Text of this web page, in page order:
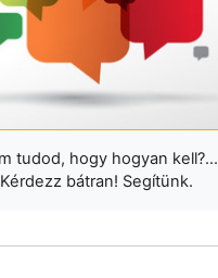
tudod, hogy hogyan kell?...
Kérdezz bátran! Segítünk.